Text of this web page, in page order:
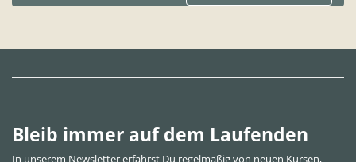
Bleib immer auf dem Laufenden